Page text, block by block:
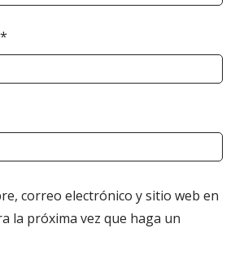
*
correo electrónico y sitio web en
la próxima vez que haga un